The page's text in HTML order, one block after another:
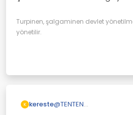
O formüle göre benim
Turpinen, şalgaminen devlet
yönetilir.
K kereste@TENTEN